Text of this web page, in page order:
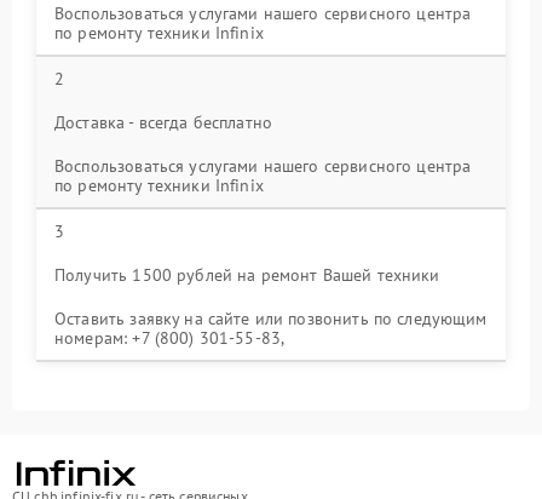
Воспользоваться услугами нашего сервисного центра
по ремонту техники Infinix
2
Доставка - всегда бесплатно
Воспользоваться услугами нашего сервисного центра
по ремонту техники Infinix
3
Получить 1500 рублей на ремонт Вашей техники
Оставить заявку на сайте или позвонить по следующим
номерам: +7 (800) 301-55-83,